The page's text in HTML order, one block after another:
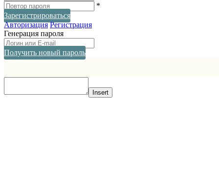
*
Зарегистрироваться
Авторизация Регистрация
Генерация пароля
Получить новый пароль
Прокрутка
Insert